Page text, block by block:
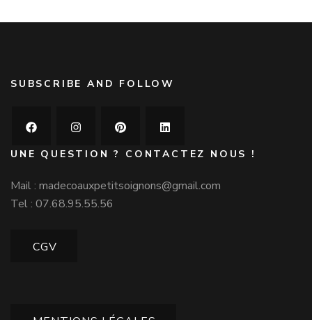
SUBSCRIBE AND FOLLOW
UNE QUESTION ? CONTACTEZ NOUS !
Mail : madecoauxpetitsoignons@gmail.com
Tel : 07.68.95.55.56
CGV